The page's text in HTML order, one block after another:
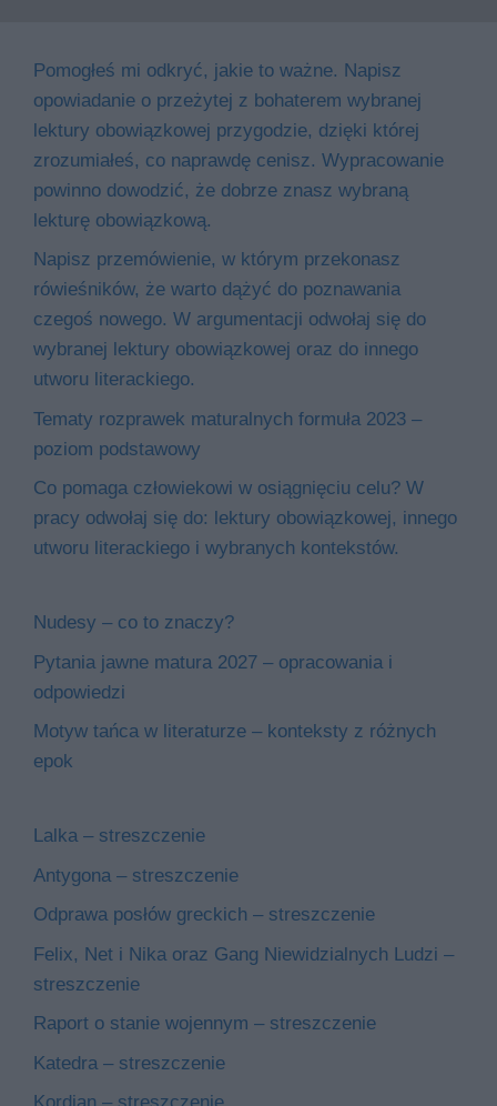
Pomogłeś mi odkryć, jakie to ważne. Napisz
opowiadanie o przeżytej z bohaterem wybranej
lektury obowiązkowej przygodzie, dzięki której
zrozumiałeś, co naprawdę cenisz. Wypracowanie
powinno dowodzić, że dobrze znasz wybraną
lekturę obowiązkową.
Napisz przemówienie, w którym przekonasz
rówieśników, że warto dążyć do poznawania
czegoś nowego. W argumentacji odwołaj się do
wybranej lektury obowiązkowej oraz do innego
utworu literackiego.
Tematy rozprawek maturalnych formuła 2023 –
poziom podstawowy
Co pomaga człowiekowi w osiągnięciu celu? W
pracy odwołaj się do: lektury obowiązkowej, innego
utworu literackiego i wybranych kontekstów.
Nudesy – co to znaczy?
Pytania jawne matura 2027 – opracowania i
odpowiedzi
Motyw tańca w literaturze – konteksty z różnych
epok
Lalka – streszczenie
Antygona – streszczenie
Odprawa posłów greckich – streszczenie
Felix, Net i Nika oraz Gang Niewidzialnych Ludzi –
streszczenie
Raport o stanie wojennym – streszczenie
Katedra – streszczenie